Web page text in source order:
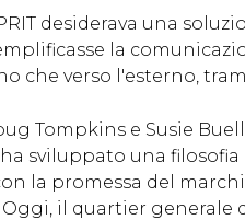
desiderava una
la
che verso l'esterno,
Tompkins e Susie
sviluppato una
la promessa del
il quartier generale